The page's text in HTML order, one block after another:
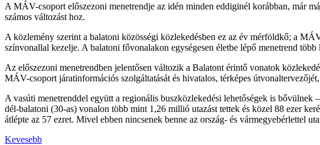
A MÁV-csoport előszezoni menetrendje az idén minden eddiginél korábban, már
számos változást hoz.
A közlemény szerint a balatoni közösségi közlekedésben ez az év mérföldkő; a
színvonallal kezelje. A balatoni fővonalakon egységesen életbe lépő menetrend
Az előszezoni menetrendben jelentősen változik a Balatont érintő vonatok
MÁV-csoport járatinformációs szolgáltatását és hivatalos, térképes
A vasúti menetrenddel együtt a regionális buszközlekedési lehetőségek is
dél-balatoni (30-as) vonalon több mint 1,26 millió utazást tettek és közel 88 ezer
átlépte az 57 ezret. Mivel ebben nincsenek benne az ország- és vármegyebérlettel
Kevesebb